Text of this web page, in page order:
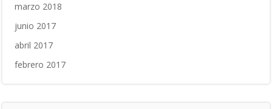
marzo 2018
junio 2017
abril 2017
febrero 2017